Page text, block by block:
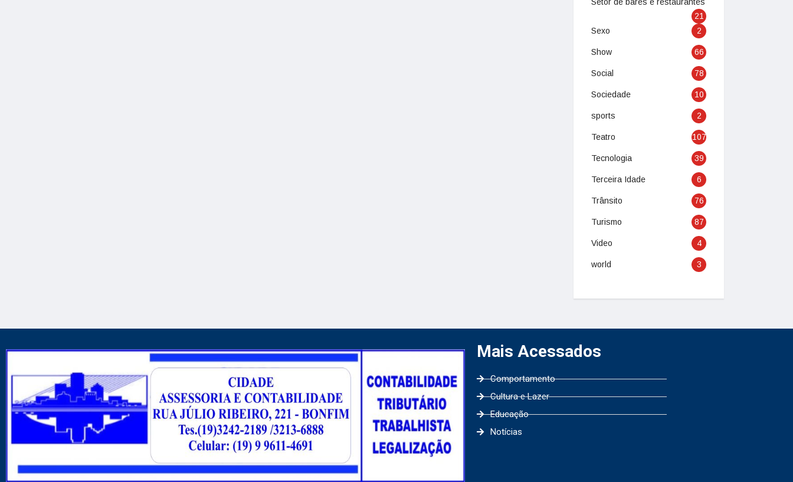
21
Sexo
2
Show 66
Social 78
Sociedade 10
sports 2
Teatro 107
Tecnologia 39
Terceira Idade 6
Trânsito 76
Turismo 87
Video 4
world 3
Mais Acessados
Comportamento
Cultura e Lazer
Educação
Notícias